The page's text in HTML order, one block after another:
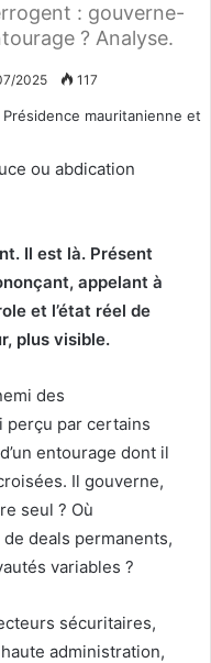
: gouverne-
? Analyse.
2025 117
ou abdication
Il est là. Présent
appelant à
et l’état réel de
plus visible.
des
perçu par certains
entourage dont il
Il gouverne,
seul ? Où
deals permanents,
variables ?
sécuritaires,
administration,